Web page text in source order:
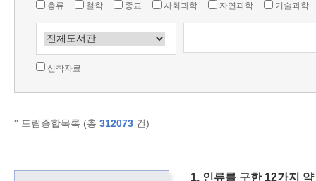
총류 철학 종교 사회과학 자연과학 기술과학
신착자료
'' 드림종합목록 (총 312073 건)
1. 인류를 구한 12가지